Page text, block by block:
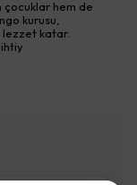
çocuklar hem de
kurusu,
katar.